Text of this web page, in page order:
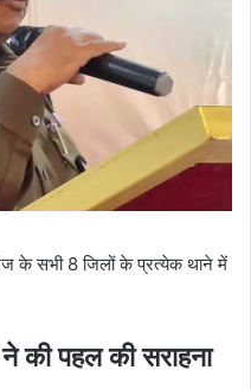
के सभी 8 जिलों के प्रत्येक थाने में
पहल की सराहना